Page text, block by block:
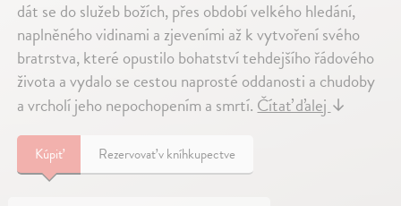
dát se do služeb božích, přes období velkého hledání,
naplněného vidinami a zjeveními až k vytvoření svého
bratrstva, které opustilo bohatství tehdejšího řádového
života a vydalo se cestou naprosté oddanosti a chudoby
a vrcholí jeho nepochopením a smrtí.Čítať ďalej↓
Kúpiť Rezervovať v kníhkupectve